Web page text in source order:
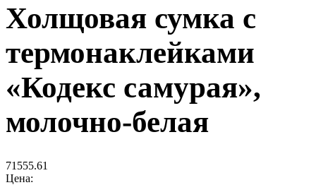
Холщовая сумка с
термонаклейками
«Кодекс самурая»,
молочно-белая
71555.61
Цена: